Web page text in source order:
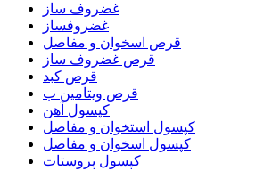
غضروف ساز
غضروفساز
قرص اسخوان و مفاصل
قرص غضروف ساز
قرص کبد
قرص ویتامین ب
کپسول آهن
کپسول استخوان و مفاصل
کپسول اسخوان و مفاصل
کپسول پروستات